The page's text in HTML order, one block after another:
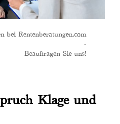
bei Rentenberatungen.com
-
Beauftragen Sie uns!
Klage und